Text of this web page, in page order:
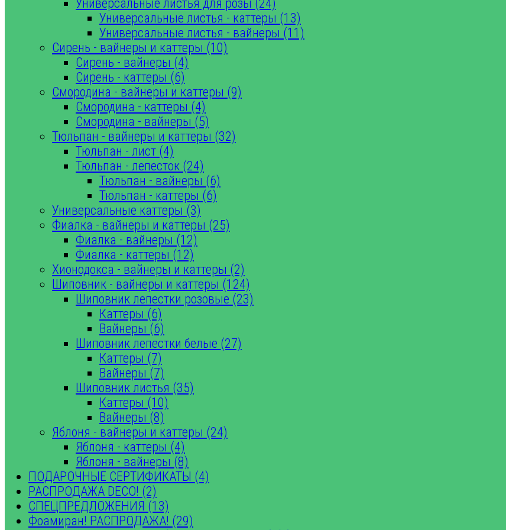
Универсальные листья для розы (24)
Универсальные листья - каттеры (13)
Универсальные листья - вайнеры (11)
Сирень - вайнеры и каттеры (10)
Сирень - вайнеры (4)
Сирень - каттеры (6)
Смородина - вайнеры и каттеры (9)
Смородина - каттеры (4)
Смородина - вайнеры (5)
Тюльпан - вайнеры и каттеры (32)
Тюльпан - лист (4)
Тюльпан - лепесток (24)
Тюльпан - вайнеры (6)
Тюльпан - каттеры (6)
Универсальные каттеры (3)
Фиалка - вайнеры и каттеры (25)
Фиалка - вайнеры (12)
Фиалка - каттеры (12)
Хионодокса - вайнеры и каттеры (2)
Шиповник - вайнеры и каттеры (124)
Шиповник лепестки розовые (23)
Каттеры (6)
Вайнеры (6)
Шиповник лепестки белые (27)
Каттеры (7)
Вайнеры (7)
Шиповник листья (35)
Каттеры (10)
Вайнеры (8)
Яблоня - вайнеры и каттеры (24)
Яблоня - каттеры (4)
Яблоня - вайнеры (8)
ПОДАРОЧНЫЕ СЕРТИФИКАТЫ (4)
РАСПРОДАЖА DECO! (2)
СПЕЦПРЕДЛОЖЕНИЯ (13)
Фоамиран! РАСПРОДАЖА! (29)